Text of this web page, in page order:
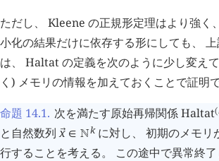
ただし、 Kleene の正規形定理はより強く
小化の結果だけに依存する形にしても、
は、 Haltatの定義を次のように少し変え
く) メモリの情報を加えておくことで証明で
命題 14.1. 次を満たす原始再帰関係Haltat(
と自然数列󰕷
x ∈ 󱀍kに対し、 初期のメモリ
行することを考える。 この途中で異常終